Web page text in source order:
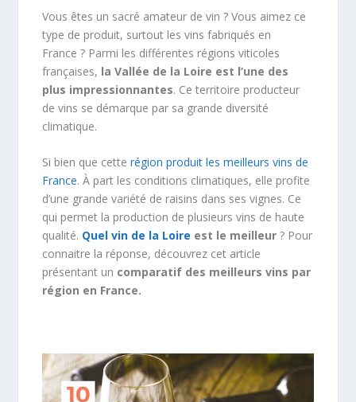
Vous êtes un sacré amateur de vin ? Vous aimez ce
type de produit, surtout les vins fabriqués en
France ? Parmi les différentes régions viticoles
françaises, la Vallée de la Loire est l’une des
plus impressionnantes. Ce territoire producteur
de vins se démarque par sa grande diversité
climatique.
Si bien que cetterégion produit les meilleurs vins de
France. À part les conditions climatiques, elle profite
d’une grande variété de raisins dans ses vignes. Ce
qui permet la production de plusieurs vins de haute
qualité. Quel vin de la Loire est le meilleur ? Pour
connaitre la réponse, découvrez cet article
présentant un comparatif des meilleurs vins par
région en France.